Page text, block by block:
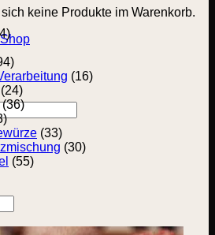
keine Produkte im Warenkorb.
(16)
(24)
(36)
(33)
(30)
(55)